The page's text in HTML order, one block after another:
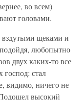
во всем)
головами.
щеками и
любопытно
двух каких-то все
стал
видимо, ничего не
высокий